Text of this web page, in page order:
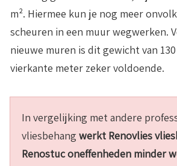
m². Hiermee kun je nog meer
scheuren in een muur wegwerken.
nieuwe muren is dit gewicht van
vierkante meter zeker voldoende.
In vergelijking met andere
vliesbehang werkt Renovlies
Renostuc oneffenheden minder